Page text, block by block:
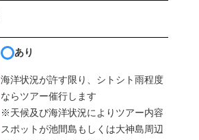
あり
海洋状況が許す限り、シトシト雨程度
ならツアー催行します
※天候及び海洋状況によりツアー内容
スポットが池間島もしくは大神島周辺